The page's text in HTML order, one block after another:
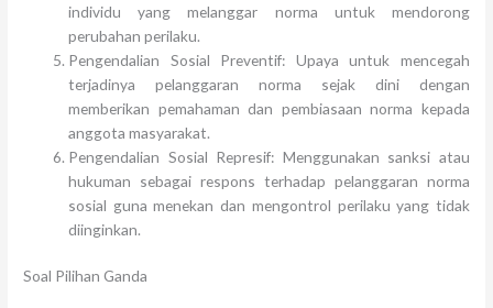
individu yang melanggar norma untuk mendorong
perubahan perilaku.
Pengendalian Sosial Preventif: Upaya untuk mencegah
terjadinya pelanggaran norma sejak dini dengan
memberikan pemahaman dan pembiasaan norma kepada
anggota masyarakat.
Pengendalian Sosial Represif: Menggunakan sanksi atau
hukuman sebagai respons terhadap pelanggaran norma
sosial guna menekan dan mengontrol perilaku yang tidak
diinginkan.
Soal Pilihan Ganda